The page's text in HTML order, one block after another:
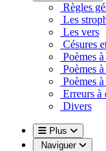
Règles
Les
Les vers
Césures
Poèmes
Poèmes
Poèmes
Erreurs à
Divers
Plus
Naviguer